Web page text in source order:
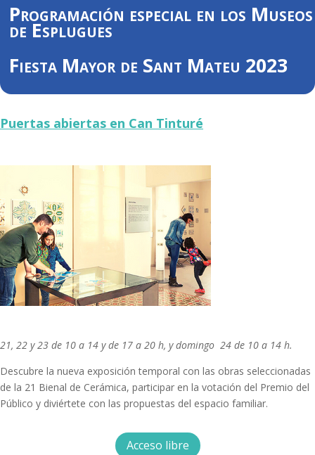
Programación especial en los Museos
de Esplugues
Fiesta Mayor de Sant Mateu 2023
Puertas abiertas en Can Tinturé
21, 22 y 23 de 10 a 14 y de 17 a 20 h, y domingo 24 de 10 a 14 h.
Descubre la nueva exposición temporal con las obras seleccionadas
de la 21 Bienal de Cerámica, participar en la votación del Premio del
Público y diviértete con las propuestas del espacio familiar.
Acceso libre